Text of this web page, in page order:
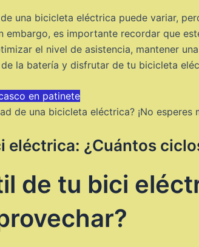
una bicicleta eléctrica puede variar,
es importante recordar que
el nivel de asistencia, mantener
la batería y disfrutar de tu bicicleta
en patinete
de una bicicleta eléctrica? ¡No esperes
eléctrica: ¿Cuántos
de tu bici